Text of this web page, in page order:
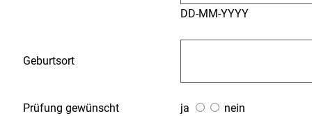
DD-MM-YYYY
Geburtsort
Prüfung gewünscht ja nein